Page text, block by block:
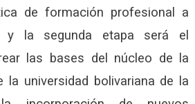
de formación profesional a
y la segunda etapa será el
las bases del núcleo de la
la universidad bolivariana de la